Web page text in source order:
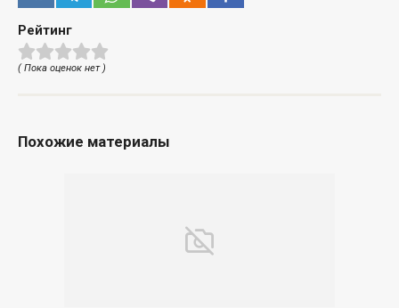
Рейтинг
( Пока оценок нет )
Похожие материалы